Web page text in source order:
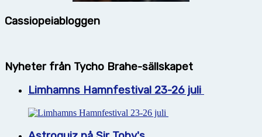
Cassiopeiabloggen
Nyheter från Tycho Brahe-sällskapet
Limhamns Hamnfestival 23-26 juli